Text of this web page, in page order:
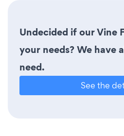
Undecided if our Vine
your needs? We have
need.
See the